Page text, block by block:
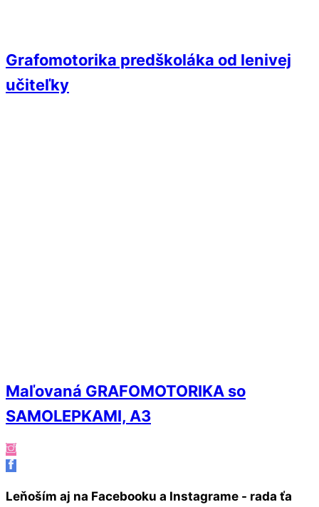
Grafomotorika predškoláka od lenivej
učiteľky
Maľovaná GRAFOMOTORIKA so
SAMOLEPKAMI, A3
Leňoším aj na Facebooku a Instagrame - rada ťa